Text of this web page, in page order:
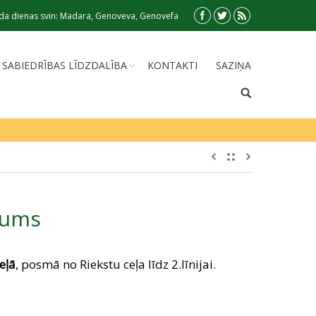
dienas svin: Madara, Genoveva, Genovefa
SABIEDRĪBAS LĪDZDALĪBA KONTAKTI SAZIŅA
, posmā no Riekstu ceļa līdz 2.līnijai.